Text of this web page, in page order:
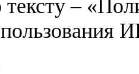
тексту –